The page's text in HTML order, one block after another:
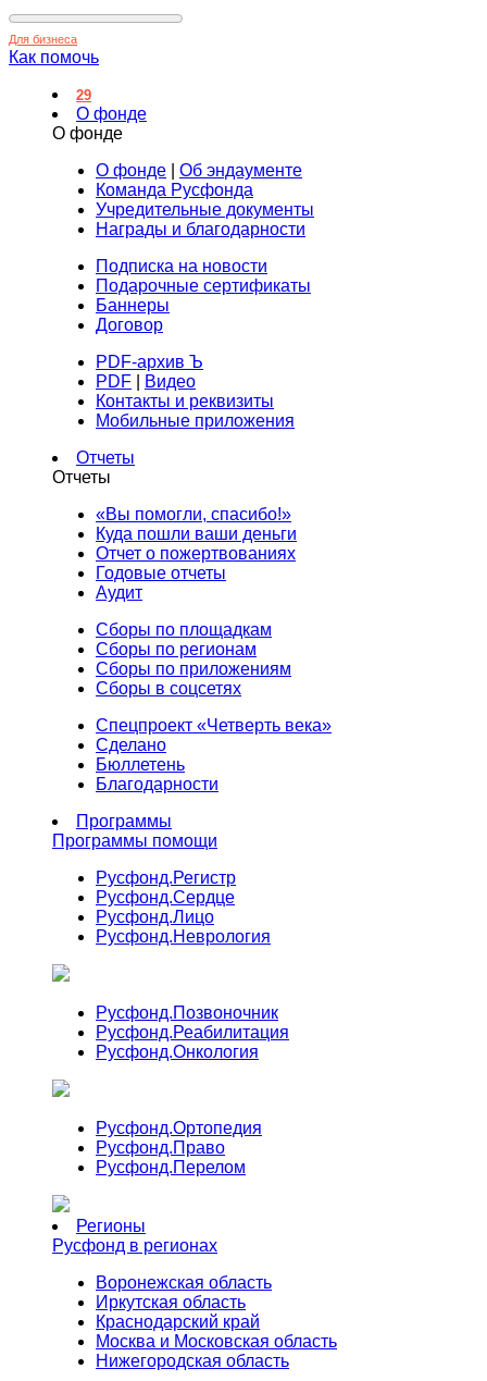
Для бизнеса
Как помочь
29
О фонде
О фонде
О фонде
Об эндаументе
Команда Русфонда
Учредительные документы
Награды и благодарности
Подписка на новости
Подарочные сертификаты
Баннеры
Договор
PDF-архив Ъ
PDF
Видео
Контакты и реквизиты
Мобильные приложения
Отчеты
Отчеты
«Вы помогли, спасибо!»
Куда пошли ваши деньги
Отчет о пожертвованиях
Годовые отчеты
Аудит
Сборы по площадкам
Сборы по регионам
Сборы по приложениям
Сборы в соцсетях
Спецпроект «Четверть века»
Сделано
Бюллетень
Благодарности
Программы
Программы помощи
Русфонд.Регистр
Русфонд.Сердце
Русфонд.Лицо
Русфонд.Неврология
Русфонд.Позвоночник
Русфонд.Реабилитация
Русфонд.Онкология
Русфонд.Ортопедия
Русфонд.Право
Русфонд.Перелом
Регионы
Русфонд в регионах
Воронежская область
Иркутская область
Краснодарский край
Москва и Московская область
Нижегородская область